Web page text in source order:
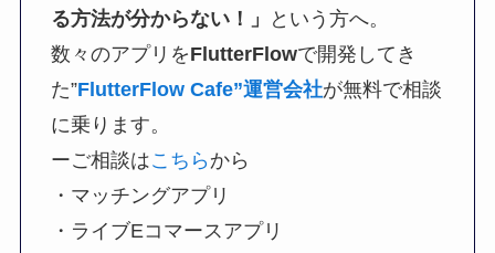
る方法が分からない！」
という方へ。
数々のアプリをFlutterFlowで開発してき
た”FlutterFlow Cafe”運営会社が無料で相談
に乗ります。
ーご相談はこちら から
・マッチングアプリ
・ライブEコマースアプリ